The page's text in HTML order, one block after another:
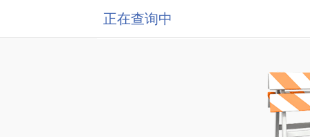
正在查询中